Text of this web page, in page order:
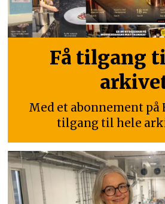
Få tilgang
Med et abonnement på
tilgang til hele